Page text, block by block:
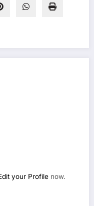
your Profile now.